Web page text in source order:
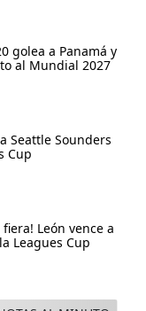
golea a Panamá y
al Mundial 2027
Seattle Sounders
Cup
fiera! León vence a
Leagues Cup